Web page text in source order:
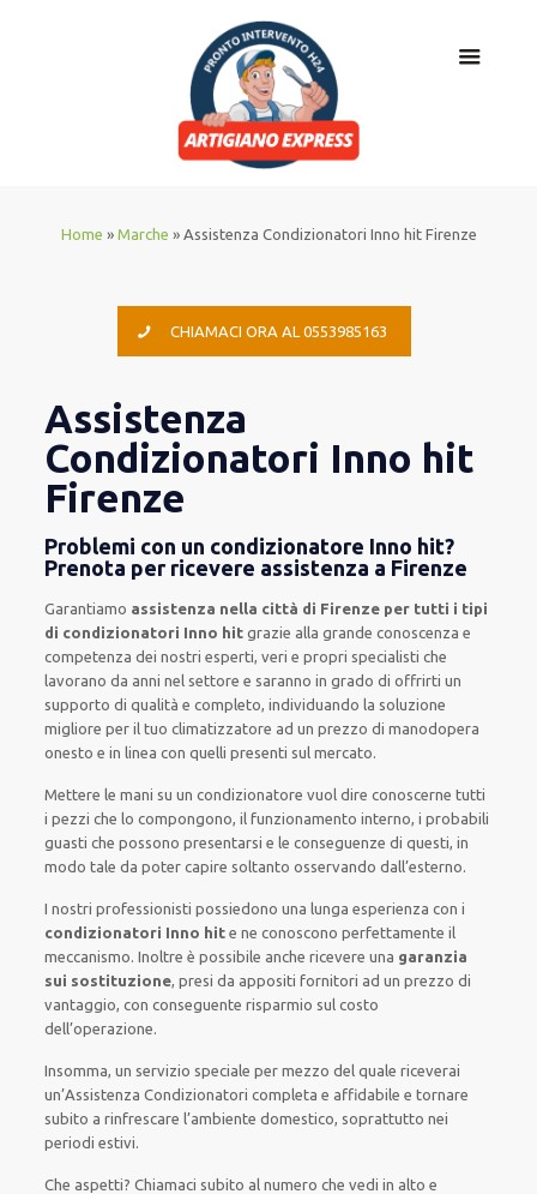
Home » Marche » Assistenza Condizionatori Inno hit Firenze
CHIAMACI ORA AL 0553985163
Assistenza
Condizionatori Inno hit
Firenze
Problemi con un condizionatore Inno hit?
Prenota per ricevere assistenza a Firenze
Garantiamo assistenza nella città di Firenze per tutti i tipi
di condizionatori Inno hit grazie alla grande conoscenza e
competenza dei nostri esperti, veri e propri specialisti che
lavorano da anni nel settore e saranno in grado di offrirti un
supporto di qualità e completo, individuando la soluzione
migliore per il tuo climatizzatore ad un prezzo di manodopera
onesto e in linea con quelli presenti sul mercato.
Mettere le mani su un condizionatore vuol dire conoscerne tutti
i pezzi che lo compongono, il funzionamento interno, i probabili
guasti che possono presentarsi e le conseguenze di questi, in
modo tale da poter capire soltanto osservando dall’esterno.
I nostri professionisti possiedono una lunga esperienza con i
condizionatori Inno hit e ne conoscono perfettamente il
meccanismo. Inoltre è possibile anche ricevere una garanzia
sui sostituzione, presi da appositi fornitori ad un prezzo di
vantaggio, con conseguente risparmio sul costo
dell’operazione.
Insomma, un servizio speciale per mezzo del quale riceverai
un’Assistenza Condizionatori completa e affidabile e tornare
subito a rinfrescare l’ambiente domestico, soprattutto nei
periodi estivi.
Che aspetti? Chiamaci subito al numero che vedi in alto e